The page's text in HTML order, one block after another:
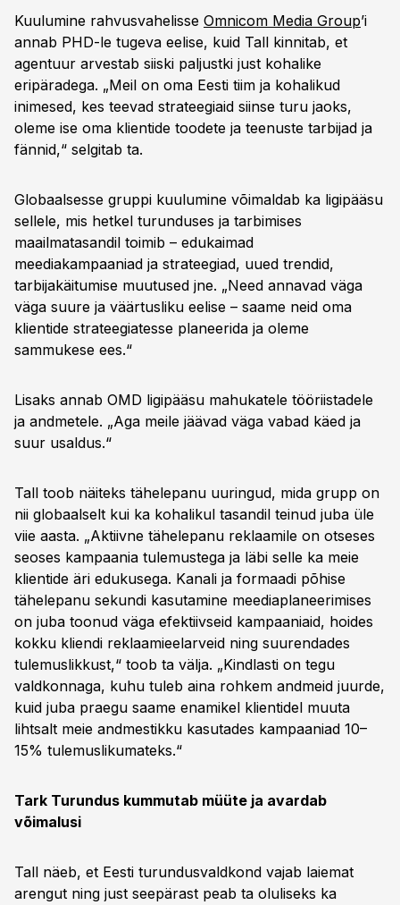
Kuulumine rahvusvahelisse Omnicom Media Group’i
annab PHD-le tugeva eelise, kuid Tall kinnitab, et
agentuur arvestab siiski paljustki just kohalike
eripäradega. „Meil on oma Eesti tiim ja kohalikud
inimesed, kes teevad strateegiaid siinse turu jaoks,
oleme ise oma klientide toodete ja teenuste tarbijad ja
fännid,“ selgitab ta.
Globaalsesse gruppi kuulumine võimaldab ka ligipääsu
sellele, mis hetkel turunduses ja tarbimises
maailmatasandil toimib – edukaimad
meediakampaaniad ja strateegiad, uued trendid,
tarbijakäitumise muutused jne. „Need annavad väga
väga suure ja väärtusliku eelise – saame neid oma
klientide strateegiatesse planeerida ja oleme
sammukese ees.“
Lisaks annab OMD ligipääsu mahukatele tööriistadele
ja andmetele. „Aga meile jäävad väga vabad käed ja
suur usaldus.“
Tall toob näiteks tähelepanu uuringud, mida grupp on
nii globaalselt kui ka kohalikul tasandil teinud juba üle
viie aasta. „Aktiivne tähelepanu reklaamile on otseses
seoses kampaania tulemustega ja läbi selle ka meie
klientide äri edukusega. Kanali ja formaadi põhise
tähelepanu sekundi kasutamine meediaplaneerimises
on juba toonud väga efektiivseid kampaaniaid, hoides
kokku kliendi reklaamieelarveid ning suurendades
tulemuslikkust,“ toob ta välja. „Kindlasti on tegu
valdkonnaga, kuhu tuleb aina rohkem andmeid juurde,
kuid juba praegu saame enamikel klientidel muuta
lihtsalt meie andmestikku kasutades kampaaniad 10–
15% tulemuslikumateks.“
Tark Turundus kummutab müüte ja avardab
võimalusi
Tall näeb, et Eesti turundusvaldkond vajab laiemat
arengut ning just seepärast peab ta oluliseks ka